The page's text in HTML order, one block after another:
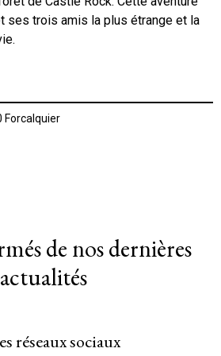
ses trois amis la plus étrange et la
Forcalquier
de nos dernières
actualités
réseaux sociaux